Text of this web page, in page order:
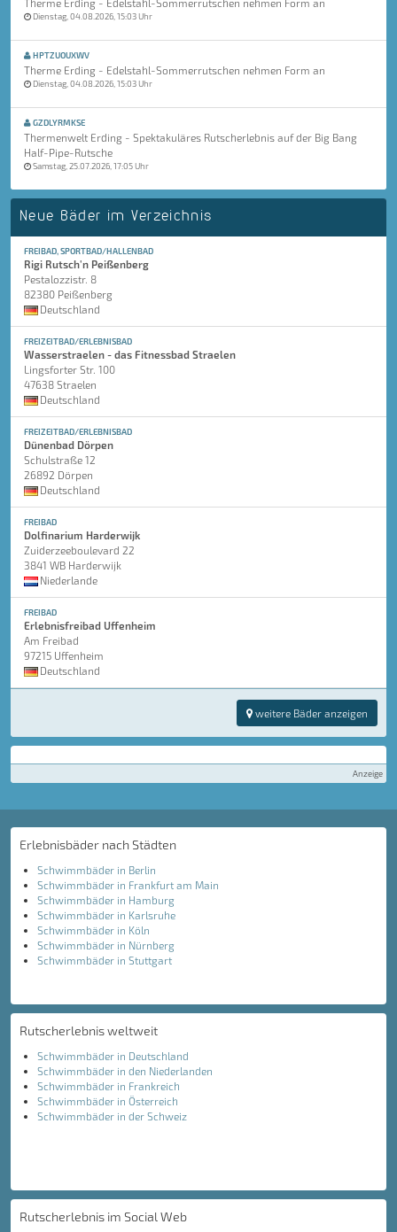
Therme Erding - Edelstahl-Sommerrutschen nehmen Form an
Dienstag, 04.08.2026, 15:03 Uhr
HPTZUOUXWV
Therme Erding - Edelstahl-Sommerrutschen nehmen Form an
Dienstag, 04.08.2026, 15:03 Uhr
GZDLYRMKSE
Thermenwelt Erding - Spektakuläres Rutscherlebnis auf der Big Bang
Half-Pipe-Rutsche
Samstag, 25.07.2026, 17:05 Uhr
Neue Bäder im Verzeichnis
FREIBAD, SPORTBAD/HALLENBAD
Rigi Rutsch'n Peißenberg
Pestalozzistr. 8
82380 Peißenberg
Deutschland
FREIZEITBAD/ERLEBNISBAD
Wasserstraelen - das Fitnessbad Straelen
Lingsforter Str. 100
47638 Straelen
Deutschland
FREIZEITBAD/ERLEBNISBAD
Dünenbad Dörpen
Schulstraße 12
26892 Dörpen
Deutschland
FREIBAD
Dolfinarium Harderwijk
Zuiderzeeboulevard 22
3841 WB Harderwijk
Niederlande
FREIBAD
Erlebnisfreibad Uffenheim
Am Freibad
97215 Uffenheim
Deutschland
weitere Bäder anzeigen
Anzeige
Erlebnisbäder nach Städten
Schwimmbäder in Berlin
Schwimmbäder in Frankfurt am Main
Schwimmbäder in Hamburg
Schwimmbäder in Karlsruhe
Schwimmbäder in Köln
Schwimmbäder in Nürnberg
Schwimmbäder in Stuttgart
Rutscherlebnis weltweit
Schwimmbäder in Deutschland
Schwimmbäder in den Niederlanden
Schwimmbäder in Frankreich
Schwimmbäder in Österreich
Schwimmbäder in der Schweiz
Rutscherlebnis im Social Web